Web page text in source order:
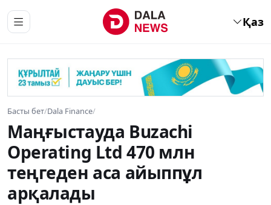
Қаз
Басты бет/Dala Finance/
Маңғыстауда Buzachi
Operating Ltd 470 млн
теңгеден аса айыппұл
арқалады